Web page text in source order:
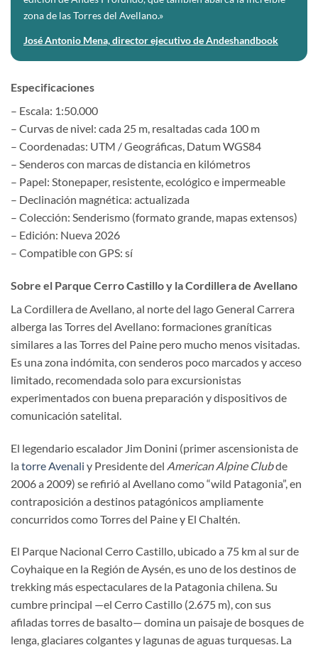
zona de las Torres del Avellano.»
José Antonio Mena, director ejecutivo de Andeshandbook
Especificaciones
– Escala: 1:50.000
– Curvas de nivel: cada 25 m, resaltadas cada 100 m
– Coordenadas: UTM / Geográficas, Datum WGS84
– Senderos con marcas de distancia en kilómetros
– Papel: Stonepaper, resistente, ecológico e impermeable
– Declinación magnética: actualizada
– Colección: Senderismo (formato grande, mapas extensos)
– Edición: Nueva 2026
– Compatible con GPS: sí
Sobre el Parque Cerro Castillo y la Cordillera de Avellano
La Cordillera de Avellano, al norte del lago General Carrera
alberga las Torres del Avellano: formaciones graníticas
similares a las Torres del Paine pero mucho menos visitadas.
Es una zona indómita, con senderos poco marcados y acceso
limitado, recomendada solo para excursionistas
experimentados con buena preparación y dispositivos de
comunicación satelital.
El legendario escalador Jim Donini (primer ascensionista de
la torre Avenali y Presidente del American Alpine Clubde
2006 a 2009) se refirió al Avellanocomo “wild Patagonia”, en
contraposición a destinos patagónicos ampliamente
concurridos como Torres del Paine y El Chaltén.
El Parque Nacional Cerro Castillo, ubicado a 75 km al sur de
Coyhaique en la Región de Aysén, es uno de los destinos de
trekking más espectaculares de la Patagonia chilena. Su
cumbre principal —el Cerro Castillo (2.675 m), con sus
afiladas torres de basalto— domina un paisaje de bosques de
lenga, glaciares colgantes y lagunas de aguas turquesas. La